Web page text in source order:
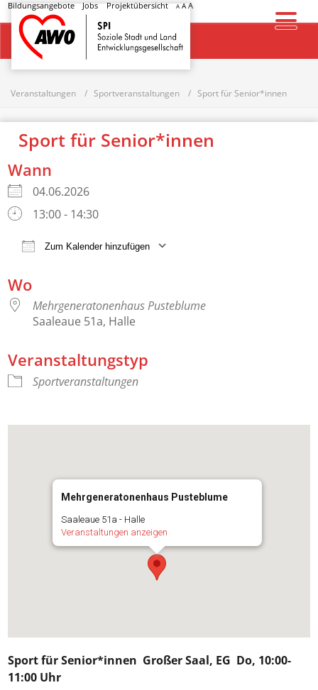
Bildungsangebote Jobs Projektübersicht A AA
Startseite
Veranstaltungen Sportveranstaltungen Sport für Senior*innen
Sport für Senior*innen
Wann
04.06.2026
13:00 - 14:30
Zum Kalender hinzufügen
Wo
Mehrgeneratonenhaus Pusteblume
Saaleaue 51a, Halle
Veranstaltungstyp
Sportveranstaltungen
Mehrgeneratonenhaus Pusteblume
Saaleaue 51a - Halle
Veranstaltungen anzeigen
Sport für Senior*innen Großer Saal, EG Do, 10:00-
11:00 Uhr